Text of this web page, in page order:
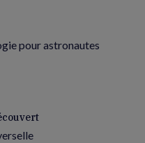
pour astronautes